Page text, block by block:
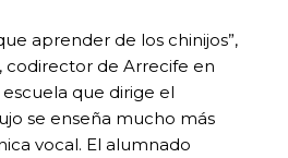
aprender de los chinijos”,
codirector de Arrecife en
escuela que dirige el
se enseña mucho más
vocal. El alumnado